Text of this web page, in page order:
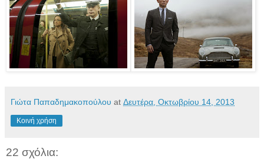
Γιώτα Παπαδημακοπούλου at Δευτέρα, Οκτωβρίου 14, 2013
Κοινή χρήση
22 σχόλια: